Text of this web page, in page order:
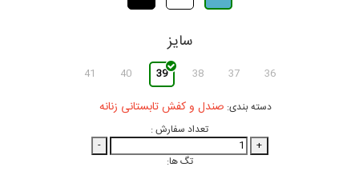
سایز
36
37
38
39
40
41
دسته بندی: صندل و کفش تابستانی زنانه
تعداد سفارش :
+
-
تگ ها: